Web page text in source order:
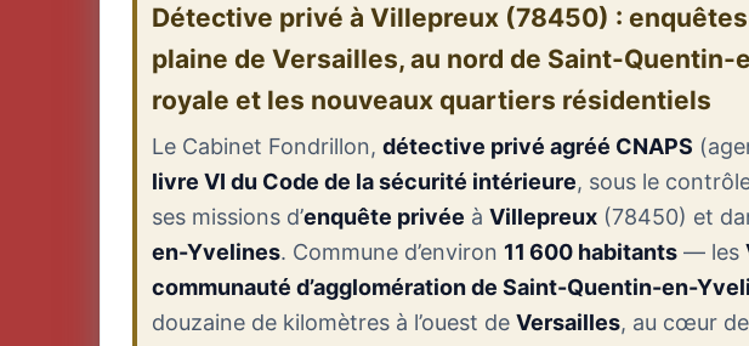
Détective privé à Villepreux (78450) :
plaine de Versailles, au nord de Saint-Quentin-
royale et les nouveaux quartiers résidentiels
Le Cabinet Fondrillon,détective privé agréé CNAPS
livre VI du Code de la sécurité intérieure, sous le
ses missions d’enquête privée àVillepreux (78450) et
en-Yvelines. Commune d’environ 11 600 habitants — les
communauté d’agglomération de Saint-Quentin-en-
douzaine de kilomètres à l’ouest deVersailles, au cœur